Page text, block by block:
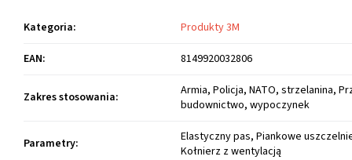
Kategoria:
Produkty 3M
EAN: 8149920032806
Zakres stosowania:
Armia, Policja, NATO, strzelanina,
budownictwo, wypoczynek
Parametry:
Elastyczny pas, Piankowe
Kołnierz z wentylacją